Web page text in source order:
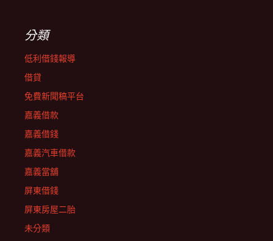
分類
低利借錢報導
借貸
免費新聞稿平台
嘉義借款
嘉義借錢
嘉義汽車借款
嘉義當舖
屏東借錢
屏東房屋二胎
未分類